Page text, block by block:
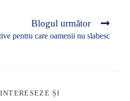
Blogul următor
pentru care oamenii nu slabesc
ȘI